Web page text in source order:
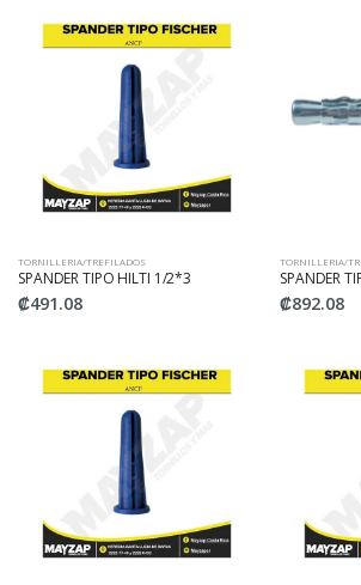
TORNILLERIA/TREFILADOS
SPANDER TIPO HILTI 1/2*3
₡491.08
TORNILLERIA/
SPANDER
₡892.08